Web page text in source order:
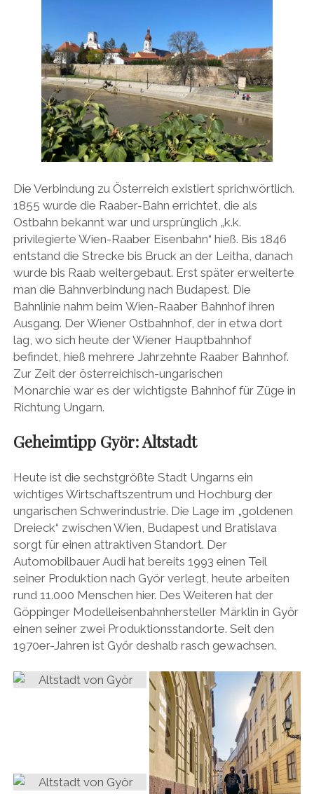
Die Verbindung zu Österreich existiert sprichwörtlich.
1855 wurde die Raaber-Bahn errichtet, die als
Ostbahn bekannt war und ursprünglich „k.k.
privilegierte Wien-Raaber Eisenbahn“ hieß. Bis 1846
entstand die Strecke bis Bruck an der Leitha, danach
wurde bis Raab weitergebaut. Erst später erweiterte
man die Bahnverbindung nach Budapest. Die
Bahnlinie nahm beim Wien-Raaber Bahnhof ihren
Ausgang. Der Wiener Ostbahnhof, der in etwa dort
lag, wo sich heute der Wiener Hauptbahnhof
befindet, hieß mehrere Jahrzehnte Raaber Bahnhof.
Zur Zeit der österreichisch-ungarischen
Monarchie war es der wichtigste Bahnhof für Züge in
Richtung Ungarn.
Geheimtipp Györ: Altstadt
Heute ist die sechstgrößte Stadt Ungarns ein
wichtiges Wirtschaftszentrum und Hochburg der
ungarischen Schwerindustrie. Die Lage im „goldenen
Dreieck“ zwischen Wien, Budapest und Bratislava
sorgt für einen attraktiven Standort. Der
Automobilbauer Audi hat bereits 1993 einen Teil
seiner Produktion nach Györ verlegt, heute arbeiten
rund 11.000 Menschen hier. Des Weiteren hat der
Göppinger Modelleisenbahnhersteller Märklin in Győr
einen seiner zwei Produktionsstandorte. Seit den
1970er-Jahren ist Győr deshalb rasch gewachsen.